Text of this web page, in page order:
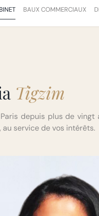
BAUX COMMERCIAUX
Tigzim
depuis plus de
service de vos intérêts.